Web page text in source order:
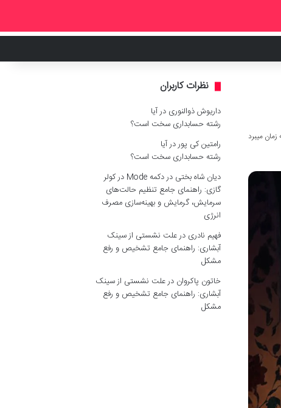
نظرات کاربران
داریوش ذوالنوری درآیا
رشته حسابداری سخت است؟
رامتین کی پوردرآیا
رشته حسابداری سخت است؟
دیان شاه بختی در
دکمه Mode در کولر
گازی: راهنمای جامع تنظیم حالت‌های
سرمایش، گرمایش و بهینه‌سازی مصرف
انرژی
فهیم نادری درعلت نشستی از سینک
آبشاری: راهنمای جامع تشخیص و رفع
مشکل
خاتون پاکروان درعلت نشستی از سینک
آبشاری: راهنمای جامع تشخیص و رفع
مشکل